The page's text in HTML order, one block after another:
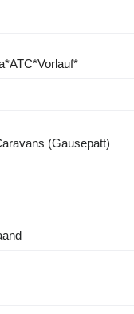
(Gausepatt)